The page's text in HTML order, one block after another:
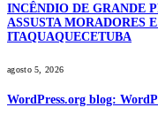
INCÊNDIO DE GRANDE
ASSUSTA MORADORES
ITAQUAQUECETUBA
agosto 5, 2026
WordPress.org blog: